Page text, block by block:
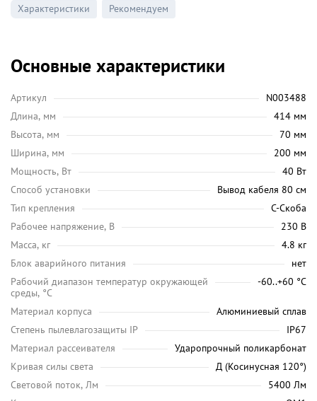
Характеристики Рекомендуем
Основные характеристики
Артикул
N003488
Длина, мм
414 мм
Высота, мм
70 мм
Ширина, мм
200 мм
Мощность, Вт
40 Вт
Способ установки
Вывод кабеля 80 см
Тип крепления
С-Скоба
Рабочее напряжение, В
230 В
Масса, кг
4.8 кг
Блок аварийного питания
нет
Рабочий диапазон температур окружающей
среды, °C
-60..+60 °С
Материал корпуса
Алюминиевый сплав
Степень пылевлагозащиты IP
IP67
Материал рассеивателя
Ударопрочный поликарбонат
Кривая силы света
Д (Косинусная 120°)
Световой поток, Лм
5400 Лм